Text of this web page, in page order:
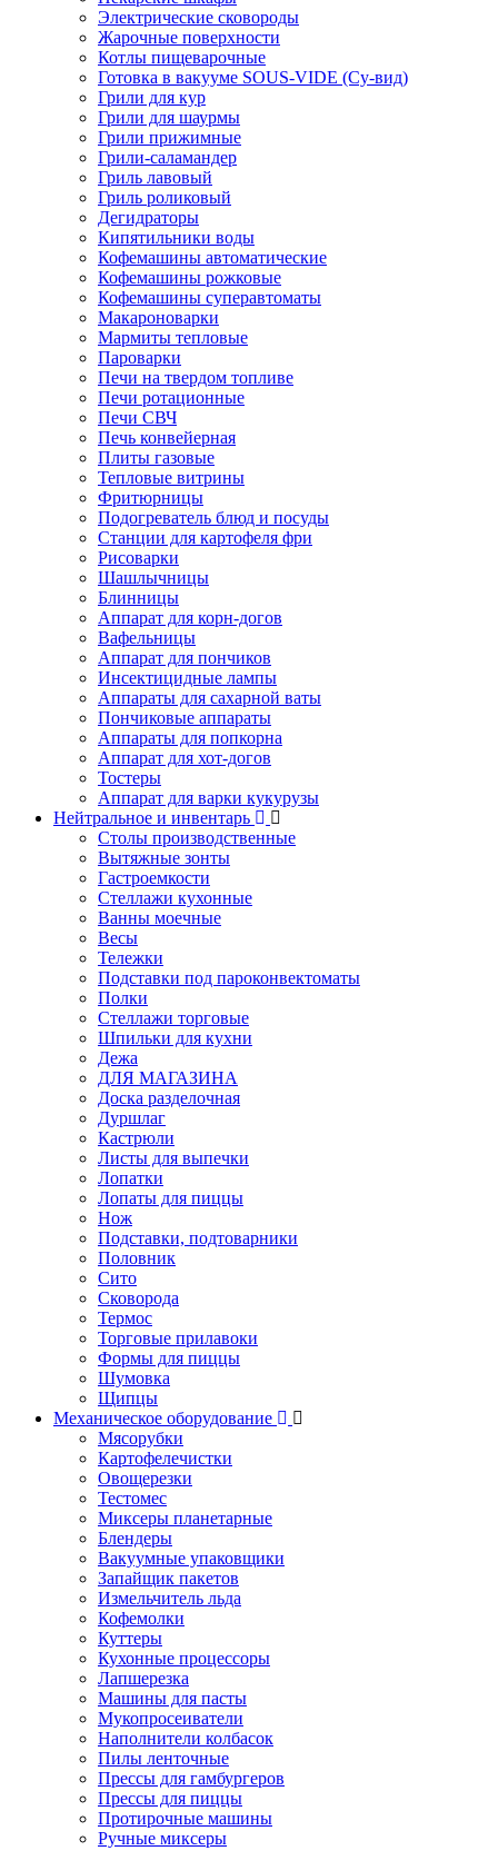
Электрические сковороды
Жарочные поверхности
Котлы пищеварочные
Готовка в вакууме SOUS-VIDE (Су-вид)
Грили для кур
Грили для шаурмы
Грили прижимные
Грили-саламандер
Гриль лавовый
Гриль роликовый
Дегидраторы
Кипятильники воды
Кофемашины автоматические
Кофемашины рожковые
Кофемашины суперавтоматы
Макароноварки
Мармиты тепловые
Пароварки
Печи на твердом топливе
Печи ротационные
Печи СВЧ
Печь конвейерная
Плиты газовые
Тепловые витрины
Фритюрницы
Подогреватель блюд и посуды
Станции для картофеля фри
Рисоварки
Шашлычницы
Блинницы
Аппарат для корн-догов
Вафельницы
Аппарат для пончиков
Инсектицидные лампы
Аппараты для сахарной ваты
Пончиковые аппараты
Аппараты для попкорна
Аппарат для хот-догов
Тостеры
Аппарат для варки кукурузы
Нейтральное и инвентарь
Столы производственные
Вытяжные зонты
Гастроемкости
Стеллажи кухонные
Ванны моечные
Весы
Тележки
Подставки под пароконвектоматы
Полки
Стеллажи торговые
Шпильки для кухни
Дежа
ДЛЯ МАГАЗИНА
Доска разделочная
Дуршлаг
Кастрюли
Листы для выпечки
Лопатки
Лопаты для пиццы
Нож
Подставки, подтоварники
Половник
Сито
Сковорода
Термос
Торговые прилавоки
Формы для пиццы
Шумовка
Щипцы
Механическое оборудование
Мясорубки
Картофелечистки
Овощерезки
Тестомес
Миксеры планетарные
Блендеры
Вакуумные упаковщики
Запайщик пакетов
Измельчитель льда
Кофемолки
Куттеры
Кухонные процессоры
Лапшерезка
Машины для пасты
Мукопросеиватели
Наполнители колбасок
Пилы ленточные
Прессы для гамбургеров
Прессы для пиццы
Протирочные машины
Ручные миксеры